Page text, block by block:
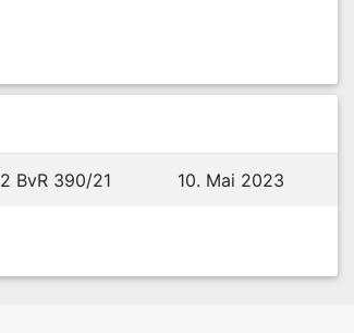
2 BvR 390/21 10. Mai 2023